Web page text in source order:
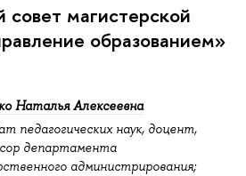
магистерской
образованием»
Наталья Алексеевна
педагогических наук, доцент,
департамента
администрирования;